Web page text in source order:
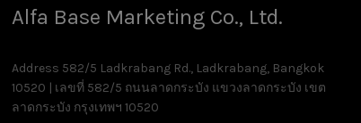
Alfa Base Marketing Co., Ltd.
Address 582/5 Ladkrabang Rd., Ladkrabang, Bangkok
10520 | เลขที่ 582/5 ถนนลาดกระบัง แขวงลาดกระบัง เขต
ลาดกระบัง กรุงเทพฯ 10520